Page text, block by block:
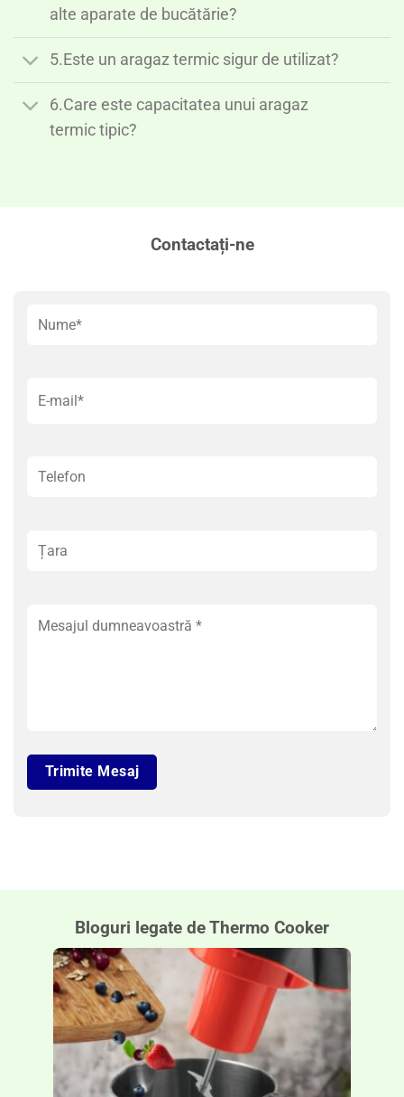
alte aparate de bucătărie?
5.Este un aragaz termic sigur de utilizat?
6.Care este capacitatea unui aragaz
termic tipic?
Contactați-ne
Bloguri legate de Thermo Cooker